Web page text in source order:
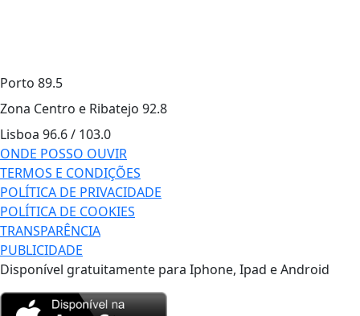
Porto 89.5
Zona Centro e Ribatejo 92.8
Lisboa 96.6 / 103.0
ONDE POSSO OUVIR
TERMOS E CONDIÇÕES
POLÍTICA DE PRIVACIDADE
POLÍTICA DE COOKIES
TRANSPARÊNCIA
PUBLICIDADE
Disponível gratuitamente para Iphone, Ipad e Android